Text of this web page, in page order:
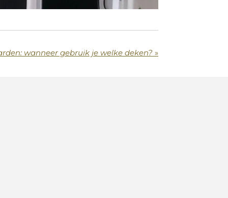
wanneer gebruik je welke deken? »